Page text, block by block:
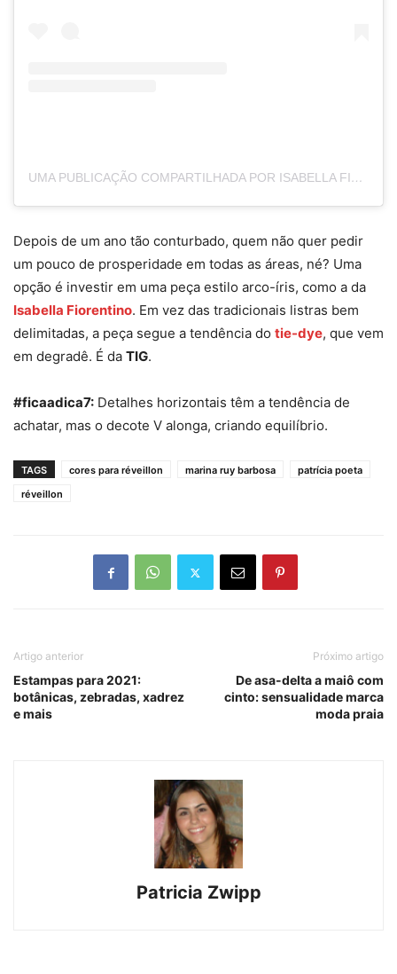
UMA PUBLICAÇÃO COMPARTILHADA POR ISABELLA FIORENTINO HAWILLA (@ISABELLAFIORENTINO)
Depois de um ano tão conturbado, quem não quer pedir
um pouco de prosperidade em todas as áreas, né? Uma
opção é investir em uma peça estilo arco-íris, como a da
Isabella Fiorentino. Em vez das tradicionais listras bem
delimitadas, a peça segue a tendência do tie-dye, que vem
em degradê. É da TIG.
#ficaadica7: Detalhes horizontais têm a tendência de
achatar, mas o decote V alonga, criando equilíbrio.
TAGS cores para réveillon marina ruy barbosa
patrícia poeta
réveillon
Artigo anterior
Estampas para 2021:
botânicas, zebradas, xadrez
e mais
Próximo artigo
De asa-delta a maiô com
cinto: sensualidade marca
moda praia
Patricia Zwipp